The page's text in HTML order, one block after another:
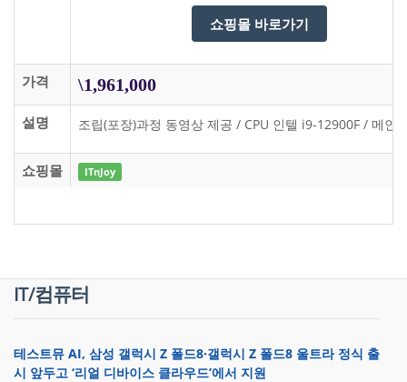
쇼핑몰 바로가기
가격 \1,961,000
설명 조립(포장)과정 동영상 제공 / CPU 인텔 i9-12900F / 메
쇼핑몰 ITnJoy
IT/컴퓨터
테스트뮤 AI, 삼성 갤럭시 Z 폴드8·갤럭시 Z 폴드8 울트라 정식 출
시 앞두고 ‘리얼 디바이스 클라우드’에서 지원